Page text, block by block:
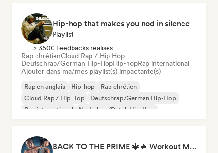
Hip-hop that makes you nod in silence
Playlist
> 3500 feedbacks réalisés
Rap chrétienCloud Rap / Hip Hop
Deutschrap/German Hip-HopHip-hopRap international
Ajouter dans ma/mes playlist(s) impactante(s)
Rap en anglais Hip-hop
Rap chrétien
Cloud Rap / Hip Hop
Deutschrap/German Hip-Hop
Rap international
Nederhop/Dutch Hip-Hop
BACK TO THE PRIME 🔱🔥 Workout Motivation Playlist